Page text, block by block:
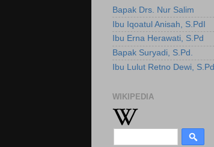
Bapak Drs. Nur Salim
Ibu Iqoatul Anisah, S.PdI
Ibu Erna Herawati, S.Pd
Bapak Suryadi, S.Pd.
Ibu Lulut Retno Dewi, S.Pd.
WIKIPEDIA